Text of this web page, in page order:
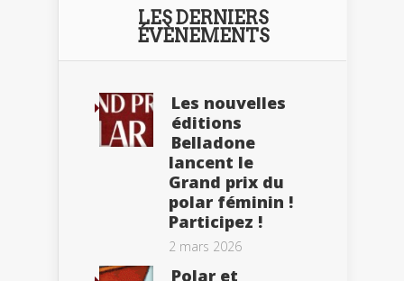
LES DERNIERS
ÉVÈNEMENTS
Les nouvelles
éditions
Belladone
lancent le
Grand prix du
polar féminin !
Participez !
2 mars 2026
Polar et